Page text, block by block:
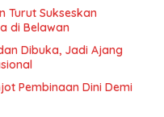
Turut Sukseskan
di Belawan
Dibuka, Jadi Ajang
Pembinaan Dini Demi